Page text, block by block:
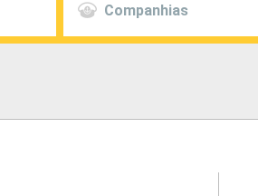
Companhias